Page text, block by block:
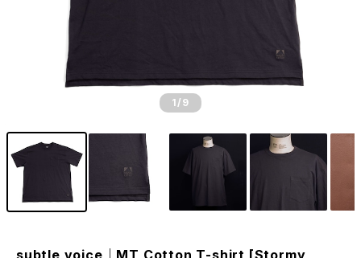
1 /9
subtle voice｜MT Cotton T-shirt [Stormy